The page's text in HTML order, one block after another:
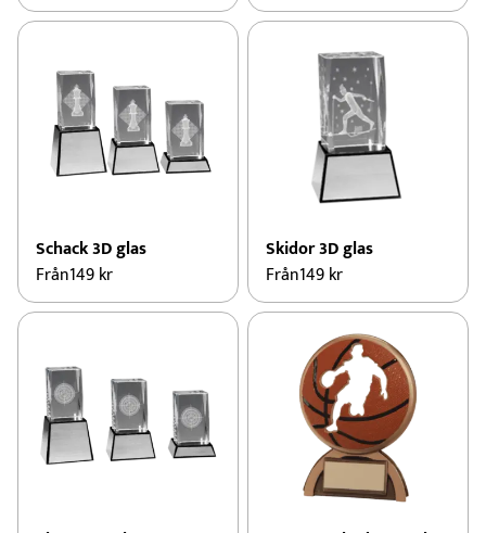
Schack 3D glas
Från149kr
Skidor 3D glas
Från149kr